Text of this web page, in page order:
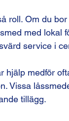
roll. Om du
med
service i
hjälp medför
Vissa
tillägg.